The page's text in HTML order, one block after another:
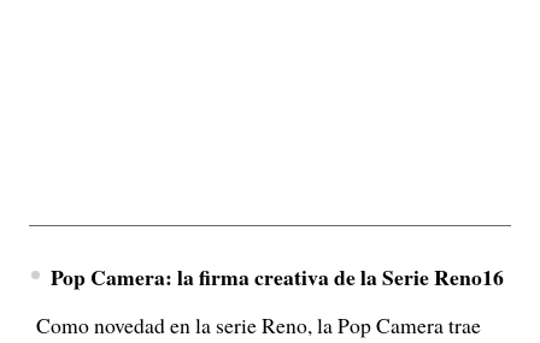
Pop Camera: la firma creativa de la Serie Reno16
Como novedad en la serie Reno, la Pop Camera trae